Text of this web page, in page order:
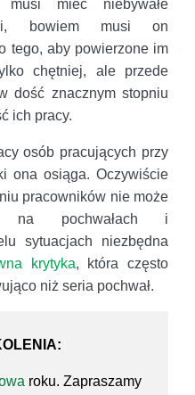
mieć niebywałe
bowiem musi on
tego, aby powierzone im
chętniej, ale przede
dość znacznym stopniu
ich pracy.
osób pracujących przy
ona osiąga. Oczywiście
pracowników nie może
na pochwałach i
sytuacjach niezbędna
krytyka, która często
niż seria pochwał.
roku. Zapraszamy